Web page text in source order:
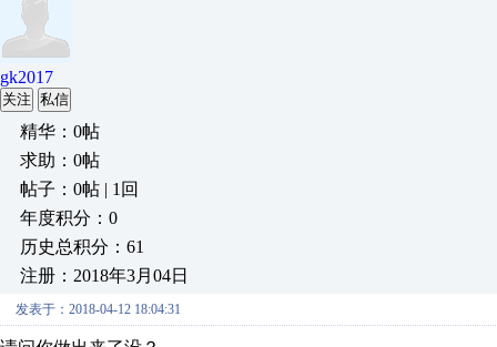
gk2017
关注 私信
精华：0帖
求助：0帖
帖子：0帖 | 1回
年度积分：0
历史总积分：61
注册：2018年3月04日
发表于：2018-04-12 18:04:31